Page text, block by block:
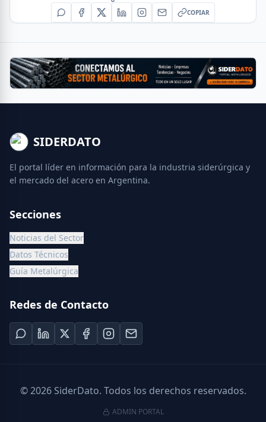
COPIAR
SIDERDATO
El portal líder en información para la industria siderúrgica y
el mercado del acero en Argentina.
Secciones
Noticias del Sector
Datos Técnicos
Guía Metalúrgica
Redes de Contacto
©2026SiderDato. Todos los derechos reservados.
ADMIN PORTAL